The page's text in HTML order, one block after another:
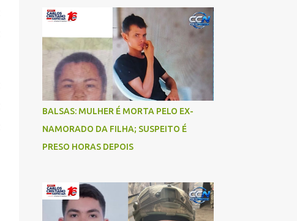
BALSAS: MULHER É MORTA PELO EX-
NAMORADO DA FILHA; SUSPEITO É
PRESO HORAS DEPOIS